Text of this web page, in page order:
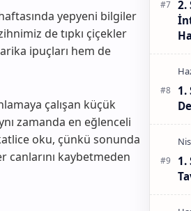
yepyeni bilgiler
de tıpkı çiçekler
ipuçları hem de
çalışan küçük
zamanda en eğlenceli
oku, çünkü sonunda
canlarını kaybetmeden
2.
1.
1.